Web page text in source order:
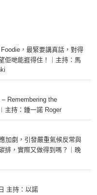
，最緊要講真話，對得
佢哋能捱得住！｜主持：馬
– Remembering the
主持：鍾一諾 Roger
加劇，引發嚴重氣候反常與
排，實際又做得到嗎？｜晚
主持：以諾